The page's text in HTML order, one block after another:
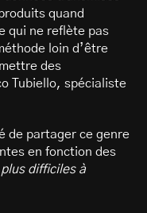
quand
qui ne reflète pas
loin d’être
des
Tubiello, spécialiste
de partager ce genre
en fonction des
difficiles à